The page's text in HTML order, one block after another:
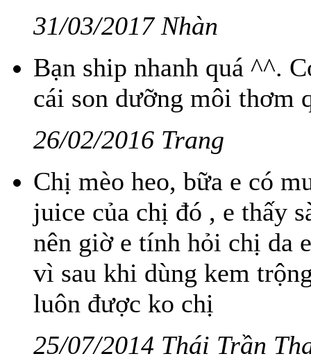
31/03/2017 Nhàn
Bạn ship nhanh quá ^^.
cái son dưỡng môi thơm
26/02/2016 Trang
Chị mèo heo, bữa e có
juice của chị đó , e thấy
nên giờ e tính hỏi chị da
vì sau khi dùng kem
luôn được ko chị
25/07/2014 Thái Trần